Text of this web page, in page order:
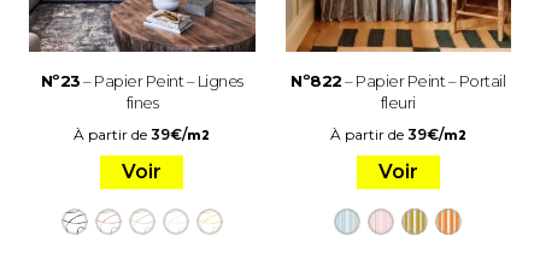
Nº23– Papier Peint – Lignes
fines
À partir de39€/m2
Voir
Nº822– Papier Peint – Portail
fleuri
À partir de 39€/m2
Voir